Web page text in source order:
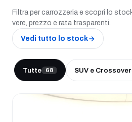
Filtra per carrozzeria e scopri lo
vere, prezzo e rata trasparenti.
Vedi tutto lo stock
Tutte 68 SUV e Crossover